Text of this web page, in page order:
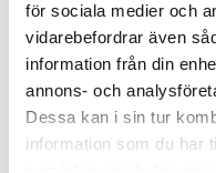
för sociala medier och
vidarebefordrar även
information från din
annons- och
Dessa kan i sin tur
information som du har
Handdukstorkar